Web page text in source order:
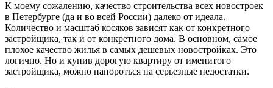
К моему сожалению, качество строительства всех новостроек
в Петербурге (да и во всей России) далеко от идеала.
Количество и масштаб косяков зависят как от конкретного
застройщика, так и от конкретного дома. В основном, самое
плохое качество жилья в самых дешевых новостройках. Это
логично. Но и купив дорогую квартиру от именитого
застройщика, можно напороться на серьезные недостатки.